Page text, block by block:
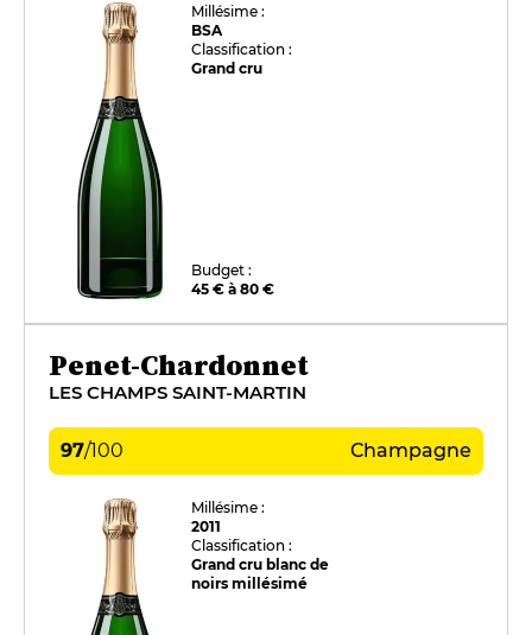
Millésime :
BSA
Classification :
Grand cru
Budget :
45 € à 80 €
Penet-Chardonnet
LES CHAMPS SAINT-MARTIN
97/100 Champagne
Millésime :
2011
Classification :
Grand cru blanc de
noirs millésimé